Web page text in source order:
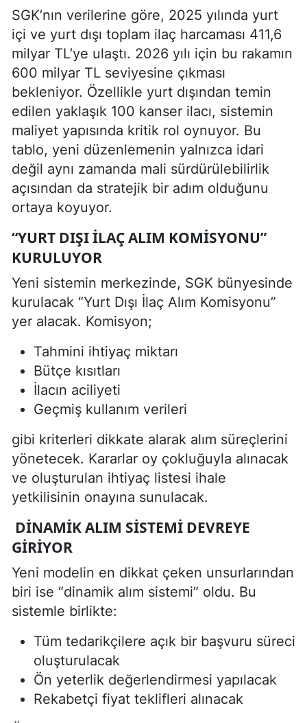
SGK’nın verilerine göre, 2025 yılında yurt
içi ve yurt dışı toplam ilaç harcaması 411,6
milyar TL’ye ulaştı. 2026 yılı için bu rakamın
600 milyar TL seviyesine çıkması
bekleniyor. Özellikle yurt dışından temin
edilen yaklaşık 100 kanser ilacı, sistemin
maliyet yapısında kritik rol oynuyor. Bu
tablo, yeni düzenlemenin yalnızca idari
değil aynı zamanda mali sürdürülebilirlik
açısından da stratejik bir adım olduğunu
ortaya koyuyor.
“YURT DIŞI İLAÇ ALIM KOMISYONU”
KURULUYOR
Yeni sistemin merkezinde, SGK bünyesinde
kurulacak “Yurt Dışı İlaç Alım Komisyonu”
yer alacak. Komisyon;
Tahmini ihtiyaç miktarı
Bütçe kısıtları
İlacın aciliyeti
Geçmiş kullanım verileri
gibi kriterleri dikkate alarak alım süreçlerini
yönetecek. Kararlar oy çokluğuyla alınacak
ve oluşturulan ihtiyaç listesi ihale
yetkilisinin onayına sunulacak.
DINAMIK ALIM SISTEMI DEVREYE
GIRIYOR
Yeni modelin en dikkat çeken unsurlarından
biri ise “dinamik alım sistemi” oldu. Bu
sistemle birlikte:
Tüm tedarikçilere açık bir başvuru süreci
oluşturulacak
Ön yeterlik değerlendirmesi yapılacak
Rekabetçi fiyat teklifleri alınacak